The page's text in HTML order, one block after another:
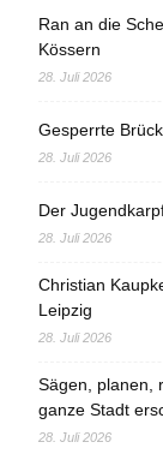
Ran an die
Kössern
28. Juli 2026
Gesperrte
28. Juli 2026
Der
28. Juli 2026
Christian
Leipzig
28. Juli 2026
Sägen, planen,
ganze Stadt
28. Juli 2026